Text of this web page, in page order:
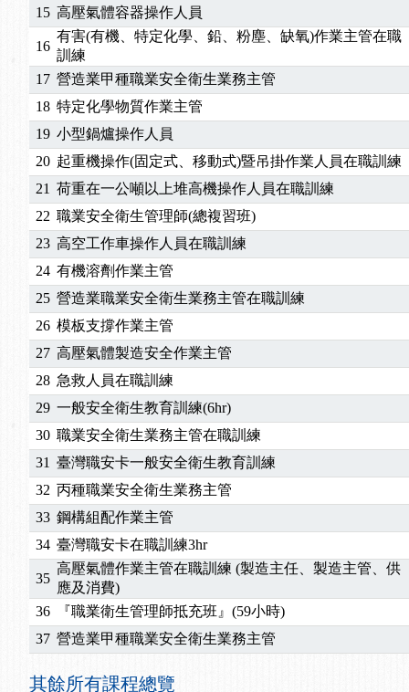
15 高壓氣體容器操作人員
16
有害(有機、特定化學、鉛、粉塵、缺氧)作業主管在職
訓練
17 營造業甲種職業安全衛生業務主管
18 特定化學物質作業主管
19 小型鍋爐操作人員
20 起重機操作(固定式、移動式)暨吊掛作業人員在職訓練
21 荷重在一公噸以上堆高機操作人員在職訓練
22 職業安全衛生管理師(總複習班)
23 高空工作車操作人員在職訓練
24 有機溶劑作業主管
25 營造業職業安全衛生業務主管在職訓練
26 模板支撐作業主管
27 高壓氣體製造安全作業主管
28 急救人員在職訓練
29 一般安全衛生教育訓練(6hr)
30 職業安全衛生業務主管在職訓練
31 臺灣職安卡一般安全衛生教育訓練
32 丙種職業安全衛生業務主管
33 鋼構組配作業主管
34 臺灣職安卡在職訓練3hr
35
高壓氣體作業主管在職訓練 (製造主任、製造主管、供
應及消費)
36
『職業衛生管理師抵充班』(59小時)
37 營造業甲種職業安全衛生業務主管
其餘所有課程總覽